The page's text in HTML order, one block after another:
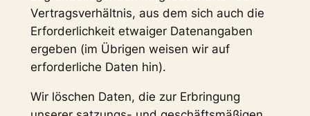
Vertragsverhältnis, aus dem sich auch die
Erforderlichkeit etwaiger Datenangaben
ergeben (im Übrigen weisen wir auf
erforderliche Daten hin).
Wir löschen Daten, die zur Erbringung